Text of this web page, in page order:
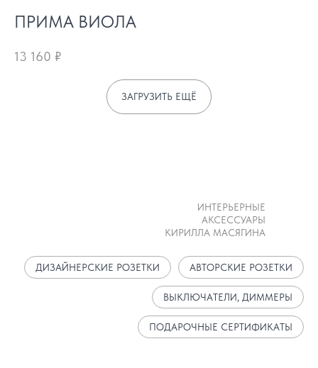
ПРИМА ВИОЛА
13 160 ₽
ЗАГРУЗИТЬ ЕЩЁ
ИНТЕРЬЕРНЫЕ
АКСЕССУАРЫ
КИРИЛЛА МАСЯГИНА
ДИЗАЙНЕРСКИЕ РОЗЕТКИ АВТОРСКИЕ РОЗЕТКИ
ВЫКЛЮЧАТЕЛИ, ДИММЕРЫ
ПОДАРОЧНЫЕ СЕРТИФИКАТЫ